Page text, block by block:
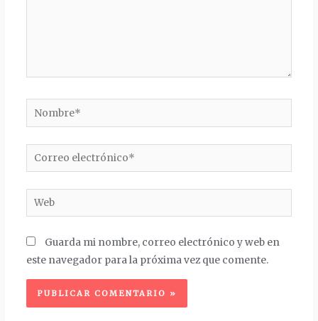
Nombre*
Correo
electrónico*
Web
Guarda mi nombre, correo electrónico y web en
este navegador para la próxima vez que comente.